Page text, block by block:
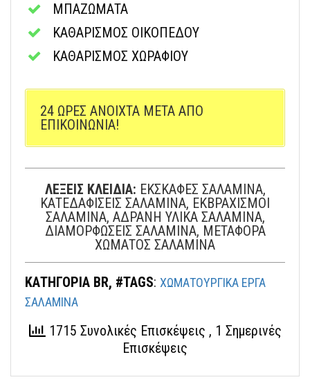
ΜΠΑΖΩΜΑΤΑ
ΚΑΘΑΡΙΣΜΟΣ ΟΙΚΟΠΕΔΟΥ
ΚΑΘΑΡΙΣΜΟΣ ΧΩΡΑΦΙΟΥ
24 ΩΡΕΣ ΑΝΟΙΧΤΑ ΜΕΤΑ ΑΠΟ
ΕΠΙΚΟΙΝΩΝΙΑ!
ΛΕΞΕΙΣ ΚΛΕΙΔΙΑ: ΕΚΣΚΑΦΕΣ ΣΑΛΑΜΙΝΑ,
ΚΑΤΕΔΑΦΙΣΕΙΣ ΣΑΛΑΜΙΝΑ, ΕΚΒΡΑΧΙΣΜΟΙ
ΣΑΛΑΜΙΝΑ, ΑΔΡΑΝΗ ΥΛΙΚΑ ΣΑΛΑΜΙΝΑ,
ΔΙΑΜΟΡΦΩΣΕΙΣ ΣΑΛΑΜΙΝΑ, ΜΕΤΑΦΟΡΑ
ΧΩΜΑΤΟΣ ΣΑΛΑΜΙΝΑ
ΚΑΤΗΓΟΡΙΑ BR, #TAGS: ΧΩΜΑΤΟΥΡΓΙΚΑ ΕΡΓΑ
ΣΑΛΑΜΙΝΑ
1715 Συνολικές Επισκέψεις , 1 Σημερινές
Επισκέψεις